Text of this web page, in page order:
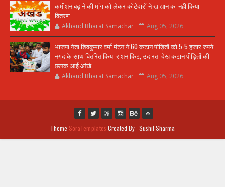
कमीशन बढ़ाने की मांग को लेकर कोटेदारों ने खाद्यान का नही किया
वितरण
Akhand Bharat Samachar Aug 05, 2026
भाजपा नेता शिवकुमार वर्मा मंटन ने 60 कटान पीड़ितों को 5-5 हजार रुपये
नगद के साथ वितरित किया राशन किट, उदारता देख कटान पीड़ितों की
छलक आई आंखे
Akhand Bharat Samachar Aug 05, 2026
Theme SoraTemplates Created By : Sushil Sharma